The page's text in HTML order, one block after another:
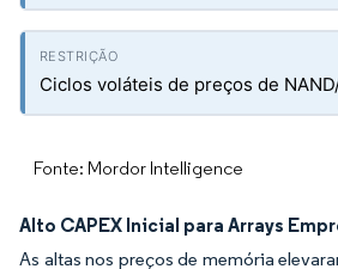
Ciclos voláteis de preços de
Fonte: Mordor Intelligence
Alto CAPEX Inicial para Arrays
As altas nos preços de memória